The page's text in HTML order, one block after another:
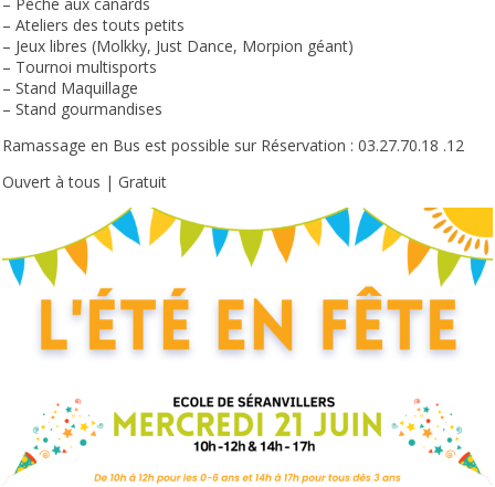
– Ateliers des touts petits
– Jeux libres (Molkky, Just Dance, Morpion géant)
– Tournoi multisports
– Stand Maquillage
– Stand gourmandises
Ramassage en Bus est possible sur Réservation : 03.27.70.18 .12
Ouvert à tous | Gratuit